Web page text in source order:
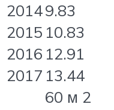
20149.83
2015 10.83
2016 12.91
2017 13.44
60 м 2